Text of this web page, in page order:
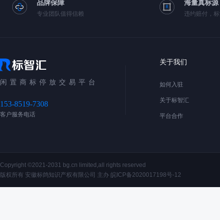
品牌保障
专业团队值得信赖
海量真标源
违约赔付，
闲置商标停放交易平台
153-8519-7308
客户服务电话
关于我们
如何入驻
关于标智汇
平台合作
Copyright ©2021-2031 bg.cn limited,all rights reserved
版权所有 安徽标鸽知识产权有限公司 主办 皖ICP备2020017198号-12